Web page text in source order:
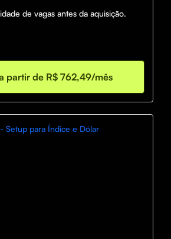
de vagas antes da aquisição.
partir de R$ 762,49/mês